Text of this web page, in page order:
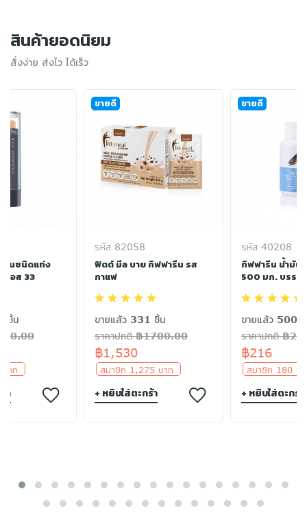
สินค้ายอดนิยม
สั่งง่าย ส่งไว ได้เร็ว
พื้นชนิดแท่ง
เอส 33
ชิ้น
าท
า
ขายดี
รหัส 82058
ฟิตต์ มีล บาย กิฟฟารีน รส
กาแฟ
ขายแล้ว 331 ชิ้น
ราคาปกติ ฿1700.00
฿1,530
สมาชิก 1,275 บาท
+ หยิบใส่ตะกร้า
ขายดี
รหัส 40208
กิฟฟารีน น้ำมัน
500 มก. บรรจุ
ขายแล้ว 500
ราคาปกติ ฿
฿216
สมาชิก 180
+ หยิบใส่ตะกร้า